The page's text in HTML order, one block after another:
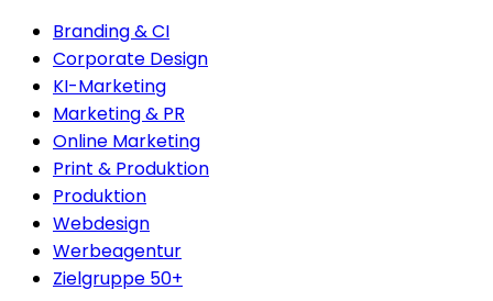
Branding & CI
Corporate Design
KI-Marketing
Marketing & PR
Online Marketing
Print & Produktion
Produktion
Webdesign
Werbeagentur
Zielgruppe 50+